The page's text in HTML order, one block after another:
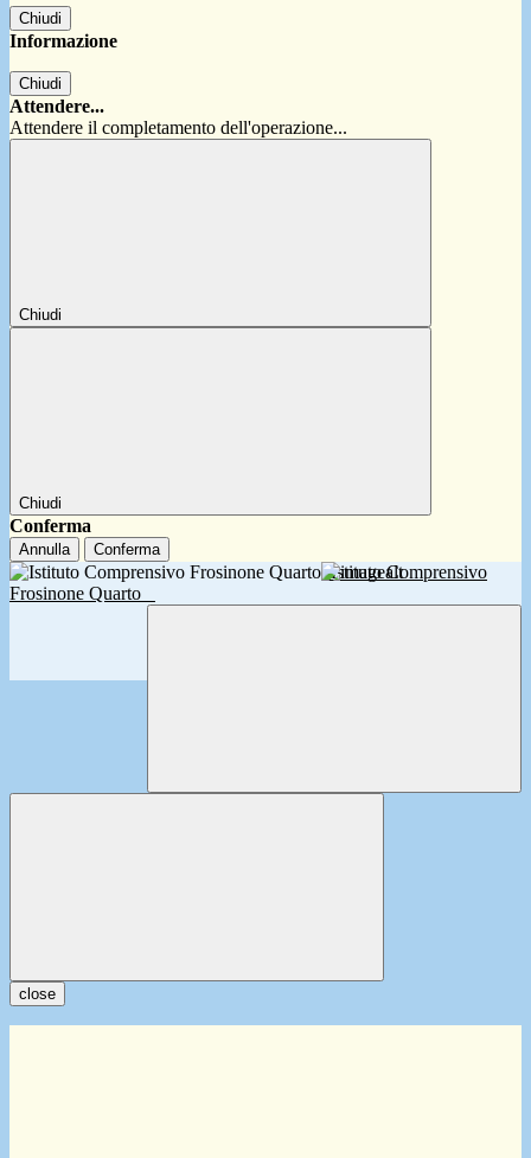
Chiudi
Informazione
Chiudi
Attendere...
Attendere il completamento dell'operazione...
Chiudi
Chiudi
Conferma
Annulla Conferma
Istituto Comprensivo
Frosinone Quarto
close